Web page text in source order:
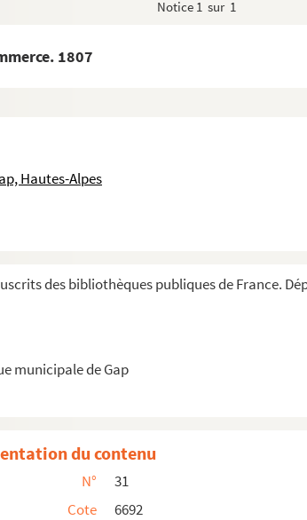
Notice 1 sur 1
1807
Hautes-Alpes
des bibliothèques publiques de France.
municipale de Gap
les enter, les cultiver ainsi que les vign...
de Freynet, diocèse de Nismes » ; 29 juin ...
et puissant seigneur Benoict de la Font, e...
de ladicte province »
bailliage de Gap, sur l'histoire de Provence
Fornier
celeberrimo philosophiae professore in Grass...
département des Hautes-Alpes, du 15 févri...
département des Hautes-Alpes, du 21 frimair...
des Hautes-Alpes, du 9 mars 1807...
de Gap »
du contenu
N°
31
Cote
6692